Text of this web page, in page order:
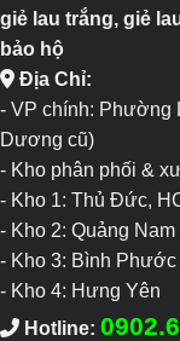
giẻ lau trắng, giẻ
bảo hộ
Địa Chỉ:
- VP chính: Phường
Dương cũ)
- Kho phân phối &
- Kho 1: Thủ Đức,
- Kho 2: Quảng Nam
- Kho 3: Bình Phước
- Kho 4: Hưng Yên
Hotline: